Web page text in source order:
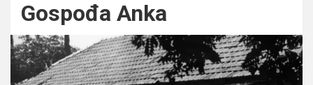
Gospođa Anka